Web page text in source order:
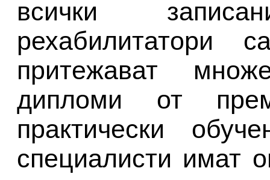
всички
рехабилитатори
притежават
дипломи от
практически
специалисти имат